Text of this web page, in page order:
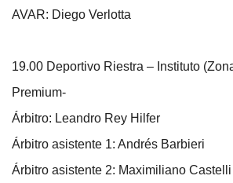
AVAR: Diego Verlotta
19.00 Deportivo Riestra – Instituto
Premium-
Árbitro: Leandro Rey Hilfer
Árbitro asistente 1: Andrés Barbieri
Árbitro asistente 2: Maximiliano Castelli